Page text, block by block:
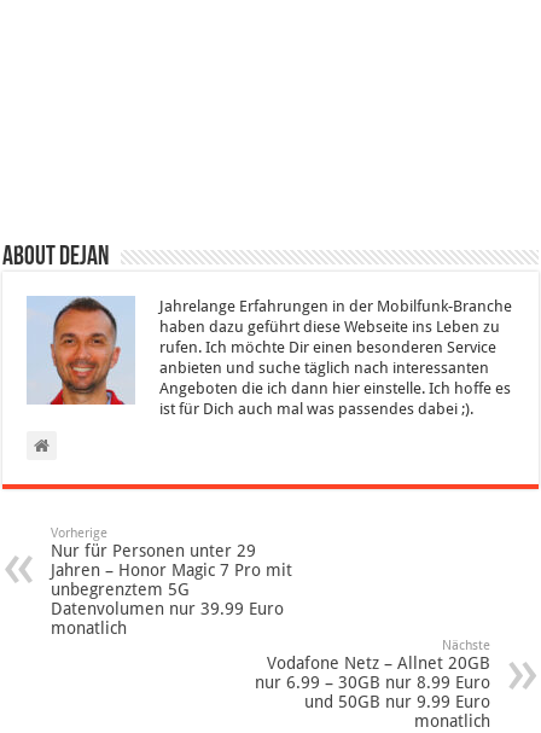
About Dejan
Jahrelange Erfahrungen in der Mobilfunk-Branche
haben dazu geführt diese Webseite ins Leben zu
rufen. Ich möchte Dir einen besonderen Service
anbieten und suche täglich nach interessanten
Angeboten die ich dann hier einstelle. Ich hoffe es
ist für Dich auch mal was passendes dabei ;).
Vorherige
Nur für Personen unter 29
Jahren – Honor Magic 7 Pro mit
unbegrenztem 5G
Datenvolumen nur 39.99 Euro
monatlich
Nächste
Vodafone Netz – Allnet 20GB
nur 6.99 – 30GB nur 8.99 Euro
und 50GB nur 9.99 Euro
monatlich